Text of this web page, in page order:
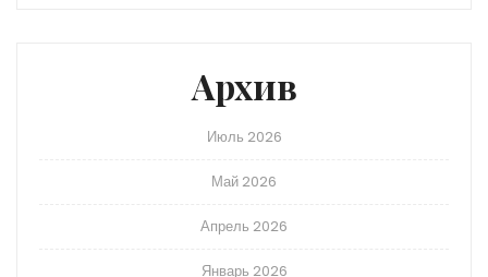
Архив
Июль 2026
Май 2026
Апрель 2026
Январь 2026